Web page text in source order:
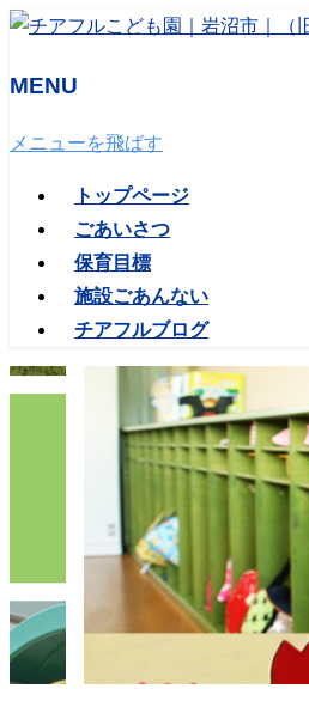
MENU
メニューを飛ばす
トップページ
ごあいさつ
保育目標
施設ごあんない
チアフルブログ